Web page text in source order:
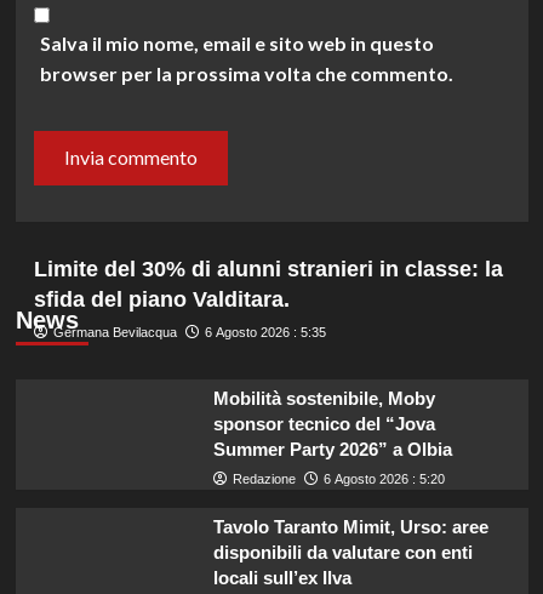
Salva il mio nome, email e sito web in questo
browser per la prossima volta che commento.
News
Limite del 30% di alunni stranieri in classe: la
sfida del piano Valditara.
Germana Bevilacqua 6 Agosto 2026 : 5:35
Mobilità sostenibile, Moby
sponsor tecnico del “Jova
Summer Party 2026” a Olbia
Redazione 6 Agosto 2026 : 5:20
Tavolo Taranto Mimit, Urso: aree
disponibili da valutare con enti
locali sull’ex Ilva